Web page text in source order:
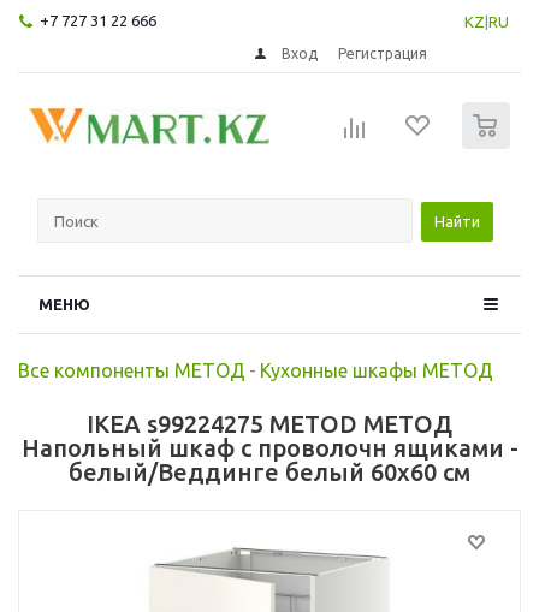
+7 727 31 22 666 KZ RU
Вход Регистрация
Найти
МЕНЮ
Все компоненты МЕТОД - Кухонные шкафы МЕТОД
IKEA s99224275 METOD МЕТОД
Напольный шкаф с проволочн ящиками -
белый/Веддинге белый 60x60 см